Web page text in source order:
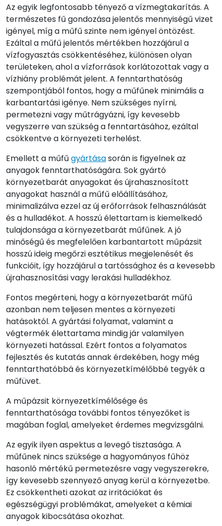
Az egyik legfontosabb tényező a vízmegtakarítás. A
természetes fű gondozása jelentős mennyiségű vizet
igényel, míg a műfű szinte nem igényel öntözést.
Ezáltal a műfű jelentős mértékben hozzájárul a
vízfogyasztás csökkentéséhez, különösen olyan
területeken, ahol a vízforrások korlátozottak vagy a
vízhiány problémát jelent. A fenntarthatóság
szempontjából fontos, hogy a műfűnek minimális a
karbantartási igénye. Nem szükséges nyírni,
permetezni vagy műtrágyázni, így kevesebb
vegyszerre van szükség a fenntartásához, ezáltal
csökkentve a környezeti terhelést.
Emellett a műfű gyártásasorán is figyelnek az
anyagok fenntarthatóságára. Sok gyártó
környezetbarát anyagokat és újrahasznosított
anyagokat használ a műfű előállításához,
minimalizálva ezzel az új erőforrások felhasználását
és a hulladékot. A hosszú élettartam is kiemelkedő
tulajdonsága a környezetbarát műfűnek. A jó
minőségű és megfelelően karbantartott műpázsit
hosszú ideig megőrzi esztétikus megjelenését és
funkcióit, így hozzájárul a tartóssághoz és a kevesebb
újrahasznosítási vagy lerakási hulladékhoz.
Fontos megérteni, hogy a környezetbarát műfű
azonban nem teljesen mentes a környezeti
hatásoktól. A gyártási folyamat, valamint a
végtermék élettartama mindig jár valamilyen
környezeti hatással. Ezért fontos a folyamatos
fejlesztés és kutatás annak érdekében, hogy még
fenntarthatóbbá és környezetkímélőbbé tegyék a
műfüvet.
A műpázsit környezetkímélősége és
fenntarthatósága további fontos tényezőket is
magában foglal, amelyeket érdemes megvizsgálni.
Az egyik ilyen aspektus a levegő tisztasága. A
műfűnek nincs szüksége a hagyományos fűhöz
hasonló mértékű permetezésre vagy vegyszerekre,
így kevesebb szennyező anyag kerül a környezetbe.
Ez csökkentheti azokat az irritációkat és
egészségügyi problémákat, amelyeket a kémiai
anyagok kibocsátása okozhat.